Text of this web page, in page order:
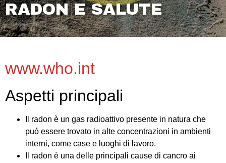
RADON E SALUTE
www.who.int
Aspetti principali
Il radon è un gas radioattivo presente in natura che
può essere trovato in alte concentrazioni in ambienti
interni, come case e luoghi di lavoro.
Il radon è una delle principali cause di cancro ai